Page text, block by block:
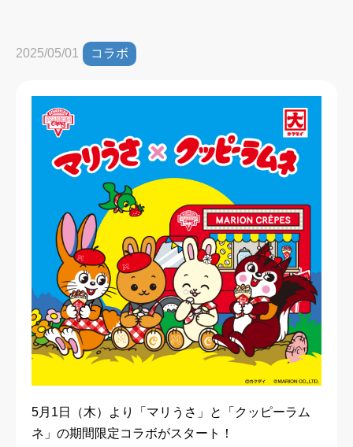
2025/05/01 コラボ
5月1日（木）より「マリうさ」と「クッピーラム
ネ」の期間限定コラボがスタート！